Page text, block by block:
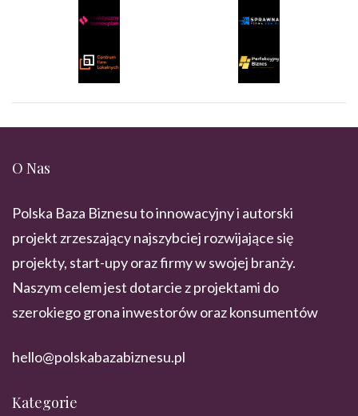
O Nas
Polska Baza Biznesu to innowacyjny i autorski
projekt zrzeszający najszybciej rozwijające się
projekty, start-upy oraz firmy w swojej branży.
Naszym celem jest dotarcie z projektami do
szerokiego grona inwestorów oraz konsumentów
hello@polskabazabiznesu.pl
Kategorie